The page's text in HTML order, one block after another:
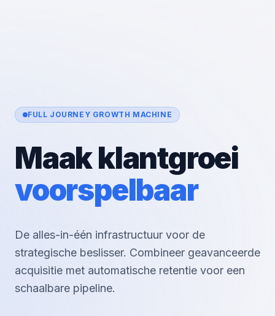
FULL JOURNEY GROWTH MACHINE
Maak klantgroei
voorspelbaar
De alles-in-één infrastructuur voor de
strategische beslisser. Combineer geavanceerde
acquisitie met automatische retentie voor een
schaalbare pipeline.